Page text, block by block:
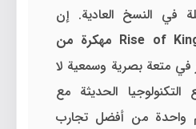
في النسخ العادية. إن
تحميل لعبة Rise of Kingdoms مهكرة من
في متعة بصرية وسمعية لا
الحديثة مع
واحدة من أفضل تجارب